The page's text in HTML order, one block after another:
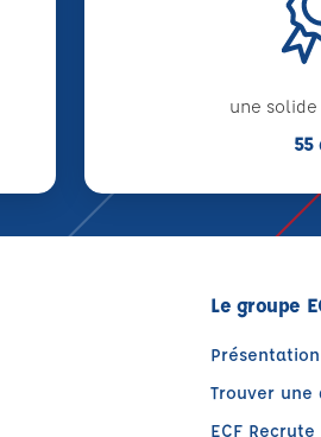
une
55
Le groupe
Présentation
Trouver une
ECF Recrute